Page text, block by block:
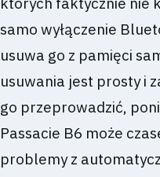
samo wyłączenie
usuwa go z pamięci
usuwania jest prosty i
go przeprowadzić,
Passacie B6 może
problemy z